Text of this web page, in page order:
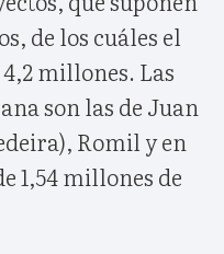
de los cuáles el
millones. Las
son las de Juan
Romil y en
1,54 millones de